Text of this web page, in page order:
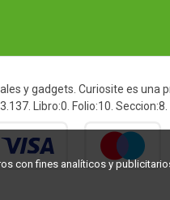
y gadgets. Curiosite es una
Libro:0. Folio:10.
con fines analíticos y